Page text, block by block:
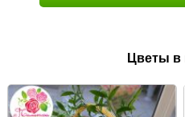
Цветы в